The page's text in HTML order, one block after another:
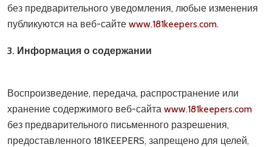
без предварительного уведомления, любые изменения
публикуются на веб-сайте www.181keepers.com.
3. Информация о содержании
Воспроизведение, передача, распространение или
хранение содержимого веб-сайта www.181keepers.com
без предварительного письменного разрешения,
предоставленного 181KEEPERS, запрещено для целей,